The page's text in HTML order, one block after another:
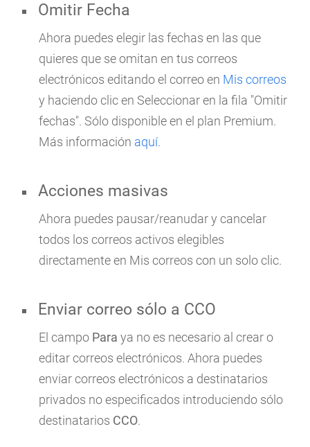
Omitir Fecha
Ahora puedes elegir las fechas en las que
quieres que se omitan en tus correos
electrónicos editando el correo en Mis correos
y haciendo clic en Seleccionar en la fila "Omitir
fechas". Sólo disponible en el plan Premium.
Más información aquí.
Acciones masivas
Ahora puedes pausar/reanudar y cancelar
todos los correos activos elegibles
directamente en Mis correos con un solo clic.
Enviar correo sólo a CCO
El campo Para ya no es necesario al crear o
editar correos electrónicos. Ahora puedes
enviar correos electrónicos a destinatarios
privados no especificados introduciendo sólo
destinatarios CCO.